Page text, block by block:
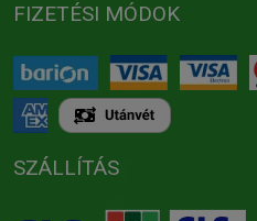
FIZETÉSI MÓDOK
SZÁLLÍTÁS